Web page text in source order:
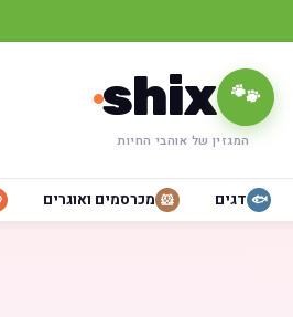
🐾
shix
המגזין של אוהבי החיות
🐟 דגים 🐹 מכרסמים ואוגרים